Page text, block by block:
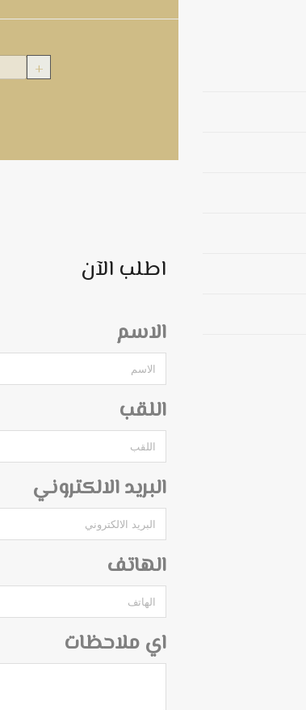
+
اطلب الآن
الاسم
اللقب
البريد الالكتروني
الهاتف
اي ملاحظات